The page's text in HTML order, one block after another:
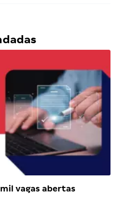
vagas abertas